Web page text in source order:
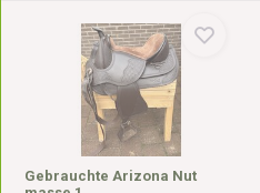
Gebrauchte Arizona Nut